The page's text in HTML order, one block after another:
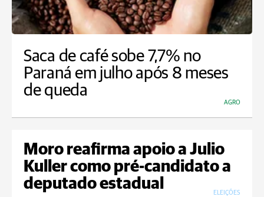
Saca de café sobe 7,7% no
Paraná em julho após 8 meses
de queda
AGRO
Moro reafirma apoio a Julio
Kuller como pré-candidato a
deputado estadual
ELEIÇÕES